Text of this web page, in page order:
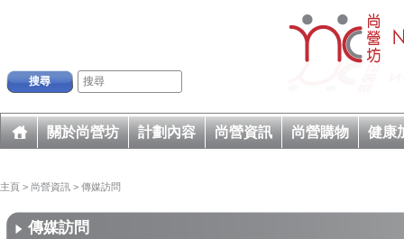
搜尋
關於尚營坊 計劃內容 尚營資訊 尚營購物 健康
主頁 > 尚營資訊 > 傳媒訪問
傳媒訪問